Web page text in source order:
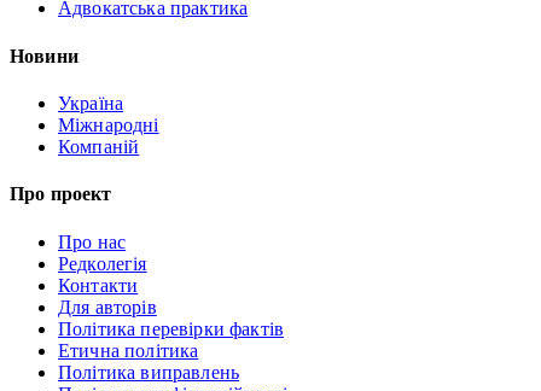
Адвокатська практика
Новини
Україна
Міжнародні
Компаній
Про проект
Про нас
Редколегія
Контакти
Для авторів
Політика перевірки фактів
Етична політика
Політика виправлень